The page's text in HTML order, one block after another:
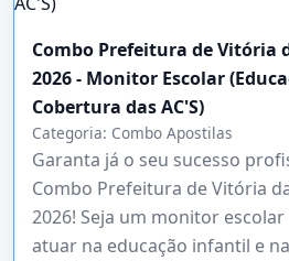
Combo Prefeitura de Vitória
2026 - Monitor Escolar
Cobertura das AC'S)
Categoria: Combo Apostilas
Garanta já o seu sucesso
Combo Prefeitura de Vitória
2026! Seja um monitor
atuar na educação infantil e